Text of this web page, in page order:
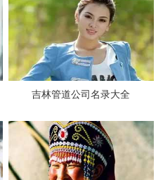
吉林管道公司名录大全